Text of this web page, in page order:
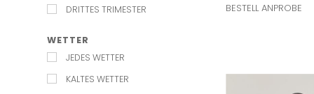
DRITTES TRIMESTER
WETTER
JEDES WETTER
KALTES WETTER
BESTELL ANPROBE